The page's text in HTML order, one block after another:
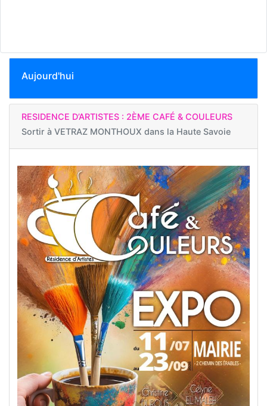
Aujourd'hui
RESIDENCE D’ARTISTES : 2ÈME CAFÉ & COULEURS
Sortir à VETRAZ MONTHOUX dans la Haute Savoie